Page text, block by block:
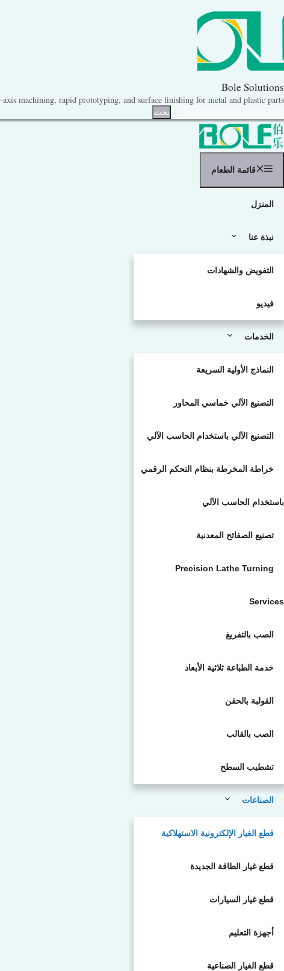
إلى
Bole Solutions
machining, rapid prototyping, and surface finishing for metal and plastic parts.
بحث
قائمة الطعام
المنزل
نبذة عنا
التفويض والشهادات
فيديو
الخدمات
النماذج الأولية السريعة
التصنيع الآلي خماسي المحاور
التصنيع الآلي باستخدام الحاسب الآلي
خراطة المخرطة بنظام التحكم الرقمي
باستخدام الحاسب الآلي
تصنيع الصفائح المعدنية
Precision Lathe Turning
Services
الصب بالتفريغ
خدمة الطباعة ثلاثية الأبعاد
القولبة بالحقن
الصب بالقالب
تشطيب السطح
الصناعات
قطع الغيار الإلكترونية الاستهلاكية
قطع غيار الطاقة الجديدة
قطع غيار السيارات
أجهزة التعليم
قطع الغيار الصناعية